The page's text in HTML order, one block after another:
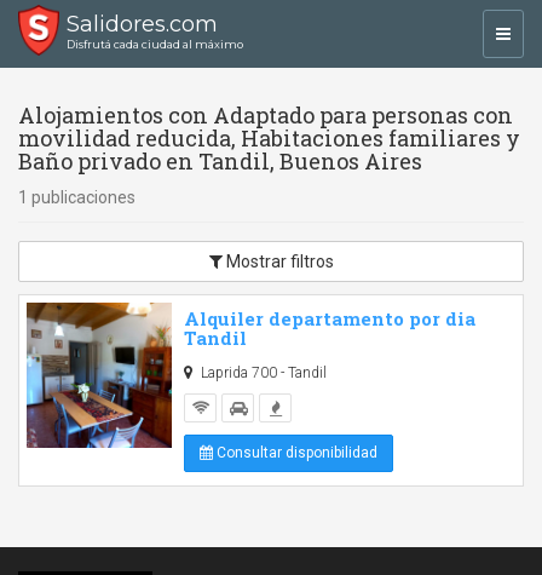
Salidores.com
Disfrutá cada ciudad al máximo
Alojamientos con Adaptado para personas con
movilidad reducida, Habitaciones familiares y
Baño privado en Tandil, Buenos Aires
1 publicaciones
Mostrar filtros
Alquiler departamento por dia
Tandil
Laprida 700 - Tandil
Consultar disponibilidad